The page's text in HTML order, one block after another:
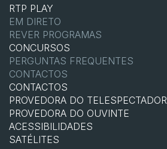
RTP PLAY
EM DIRETO
REVER PROGRAMAS
CONCURSOS
PERGUNTAS FREQUENTES
CONTACTOS
CONTACTOS
PROVEDORA DO TELESPECTADOR
PROVEDORA DO OUVINTE
ACESSIBILIDADES
SATÉLITES